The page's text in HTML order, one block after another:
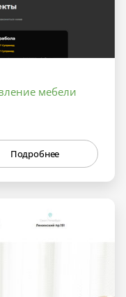
мебели
Подробнее